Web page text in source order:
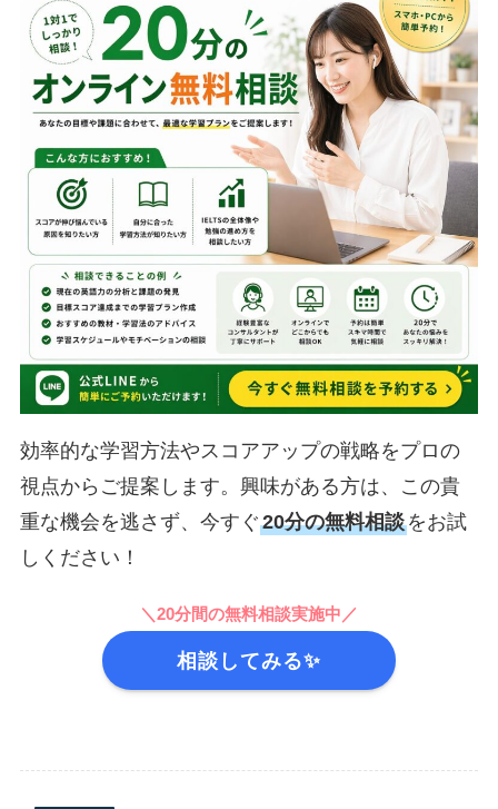
効率的な学習方法やスコアアップの戦略をプロの
視点からご提案します。興味がある方は、この貴
重な機会を逃さず、今すぐ20分の無料相談をお試
しください！
＼20分間の無料相談実施中／
相談してみる✨